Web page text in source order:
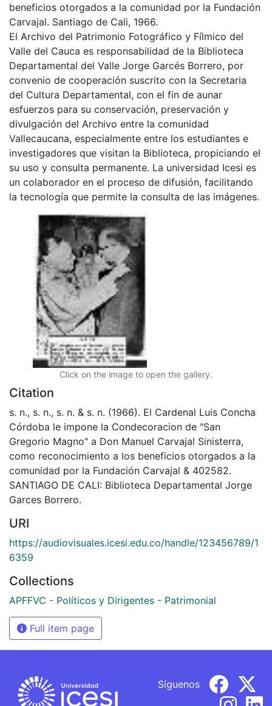
beneficios otorgados a la comunidad por la Fundación
Carvajal. Santiago de Cali, 1966.
El Archivo del Patrimonio Fotográfico y Fílmico del
Valle del Cauca es responsabilidad de la Biblioteca
Departamental del Valle Jorge Garcés Borrero, por
convenio de cooperación suscrito con la Secretaria
del Cultura Departamental, con el fin de aunar
esfuerzos para su conservación, preservación y
divulgación del Archivo entre la comunidad
Vallecaucana, especialmente entre los estudiantes e
investigadores que visitan la Biblioteca, propiciando el
su uso y consulta permanente. La universidad Icesi es
un colaborador en el proceso de difusión, facilitando
la tecnología que permite la consulta de las imágenes.
Click on the image to open the gallery.
Citation
s. n., s. n., s. n. & s. n. (1966). El Cardenal Luis Concha
Córdoba le impone la Condecoracion de "San
Gregorio Magno" a Don Manuel Carvajal Sinisterra,
como reconocimiento a los beneficios otorgados a la
comunidad por la Fundación Carvajal & 402582.
SANTIAGO DE CALI: Biblioteca Departamental Jorge
Garces Borrero.
URI
https://audiovisuales.icesi.edu.co/handle/123456789/1
6359
Collections
APFFVC - Políticos y Dirigentes - Patrimonial
Full item page
Síguenos